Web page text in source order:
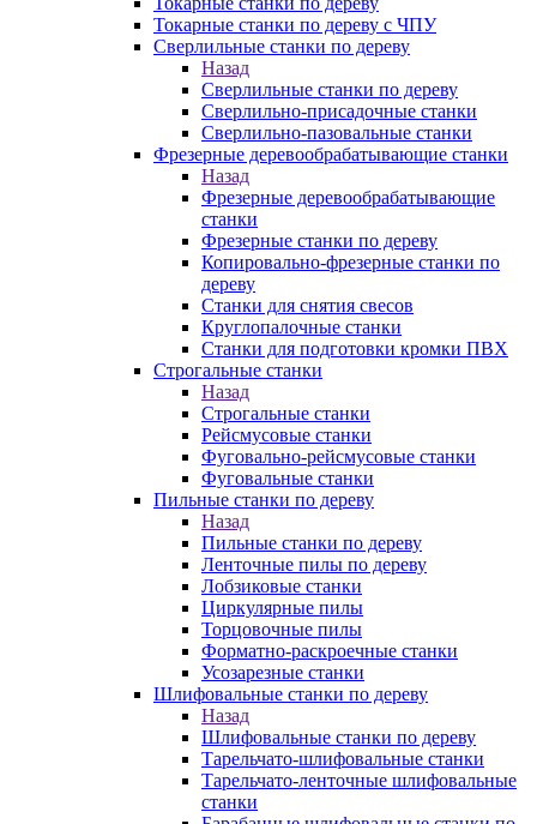
Токарные станки по дереву с ЧПУ
Сверлильные станки по дереву
Назад
Сверлильные станки по дереву
Сверлильно-присадочные станки
Сверлильно-пазовальные станки
Фрезерные деревообрабатывающие станки
Назад
Фрезерные деревообрабатывающие
станки
Фрезерные станки по дереву
Копировально-фрезерные станки по
дереву
Станки для снятия свесов
Круглопалочные станки
Станки для подготовки кромки ПВХ
Строгальные станки
Назад
Строгальные станки
Рейсмусовые станки
Фуговально-рейсмусовые станки
Фуговальные станки
Пильные станки по дереву
Назад
Пильные станки по дереву
Ленточные пилы по дереву
Лобзиковые станки
Циркулярные пилы
Торцовочные пилы
Форматно-раскроечные станки
Усозарезные станки
Шлифовальные станки по дереву
Назад
Шлифовальные станки по дереву
Тарельчато-шлифовальные станки
Тарельчато-ленточные шлифовальные
станки